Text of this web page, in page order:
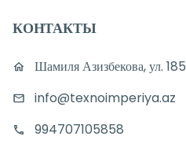
КОНТАКТЫ
Шамиля Азизбекова, ул. 185
info@texnoimperiya.az
994707105858